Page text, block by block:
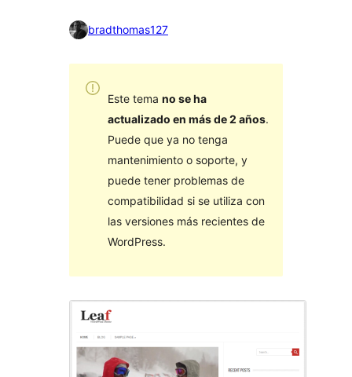
bradthomas127
Este tema no se ha
actualizado en más de 2 años.
Puede que ya no tenga
mantenimiento o soporte, y
puede tener problemas de
compatibilidad si se utiliza con
las versiones más recientes de
WordPress.